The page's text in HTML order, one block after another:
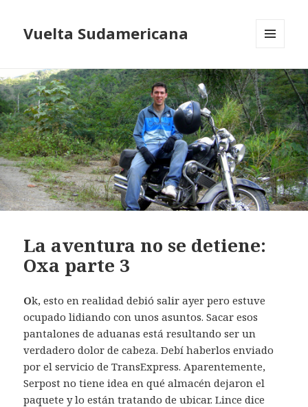
Vuelta Sudamericana
WIDGETS
La aventura no se detiene:
Oxa parte 3
Ok, esto en realidad debió salir ayer pero estuve
ocupado lidiando con unos asuntos. Sacar esos
pantalones de aduanas está resultando ser un
verdadero dolor de cabeza. Debí haberlos enviado
por el servicio de TransExpress. Aparentemente,
Serpost no tiene idea en qué almacén dejaron el
paquete y lo están tratando de ubicar. Lince dice